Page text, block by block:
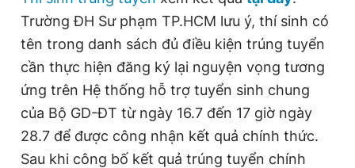
Trường ĐH Sư phạm TP.HCM lưu ý, thí sinh có
tên trong danh sách đủ điều kiện trúng tuyển
cần thực hiện đăng ký lại nguyện vọng tương
ứng trên Hệ thống hỗ trợ tuyển sinh chung
của Bộ GD-ĐT từ ngày 16.7 đến 17 giờ ngày
28.7 để được công nhận kết quả chính thức.
Sau khi công bố kết quả trúng tuyển chính